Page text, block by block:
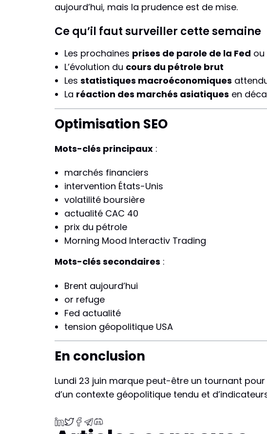
aujourd’hui, mais la prudence est de mise.
Ce qu’il faut surveiller cette semaine
Les prochaines prises de parole de la Fed ou
L’évolution du cours du pétrole brut
Les statistiques macroéconomiques
La réaction des marchés asiatiques en
Optimisation SEO
Mots-clés principaux :
marchés financiers
intervention États-Unis
volatilité boursière
actualité CAC 40
prix du pétrole
Morning Mood Interactiv Trading
Mots-clés secondaires :
Brent aujourd’hui
or refuge
Fed actualité
tension géopolitique USA
En conclusion
Lundi 23 juin marque peut-être un tournant
d’un contexte géopolitique tendu et